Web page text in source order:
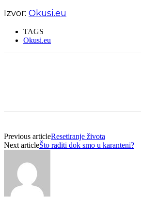
Izvor: Okusi.eu
TAGS
Okusi.eu
Previous articleResetiranje života
Next articleŠto raditi dok smo u karanteni?